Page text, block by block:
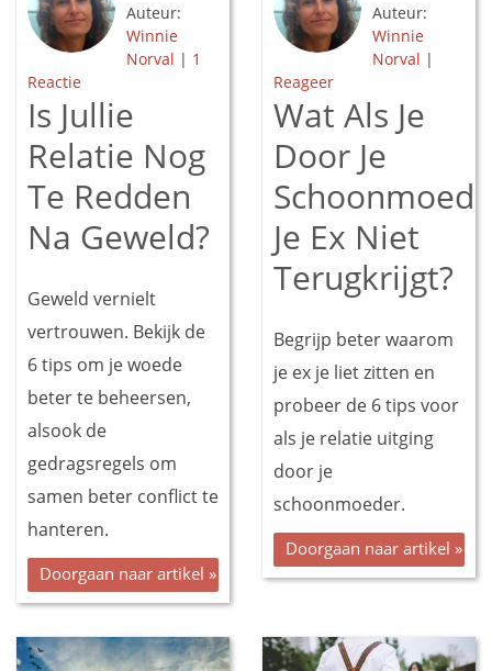
Auteur:
Winnie
Norval | 1
Reactie
Is Jullie
Relatie Nog
Te Redden
Na Geweld?
Geweld vernielt
vertrouwen. Bekijk de
6 tips om je woede
beter te beheersen,
alsook de
gedragsregels om
samen beter conflict te
hanteren.
Doorgaan naar artikel »
Auteur:
Winnie
Norval |
Reageer
Wat Als Je
Door Je
Je Ex Niet
Terugkrijgt?
Begrijp beter waarom
je ex je liet zitten en
probeer de 6 tips voor
als je relatie uitging
door je
schoonmoeder.
Doorgaan naar artikel »